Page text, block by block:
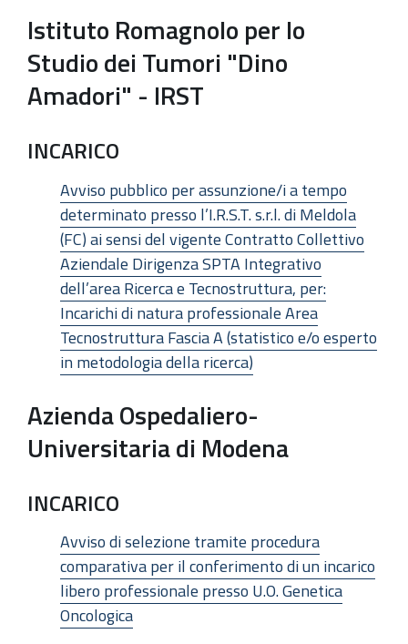
Istituto Romagnolo per lo
Studio dei Tumori "Dino
Amadori" - IRST
INCARICO
Avviso pubblico per assunzione/i a tempo
determinato presso l’I.R.S.T. s.r.l. di Meldola
(FC) ai sensi del vigente Contratto Collettivo
Aziendale Dirigenza SPTA Integrativo
dell’area Ricerca e Tecnostruttura, per:
Incarichi di natura professionale Area
Tecnostruttura Fascia A (statistico e/o esperto
in metodologia della ricerca)
Azienda Ospedaliero-
Universitaria di Modena
INCARICO
Avviso di selezione tramite procedura
comparativa per il conferimento di un incarico
libero professionale presso U.O. Genetica
Oncologica